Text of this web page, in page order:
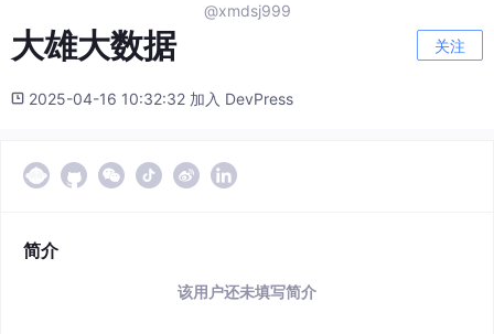
@xmdsj999
大雄大数据 关注
2025-04-16 10:32:32 加入 DevPress
简介
该用户还未填写简介